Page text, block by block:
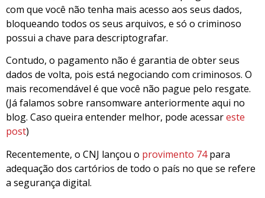
com que você não tenha mais acesso aos seus dados,
bloqueando todos os seus arquivos, e só o criminoso
possui a chave para descriptografar.
Contudo, o pagamento não é garantia de obter seus
dados de volta, pois está negociando com criminosos. O
mais recomendável é que você não pague pelo resgate.
(Já falamos sobre ransomware anteriormente aqui no
blog. Caso queira entender melhor, pode acessareste
post)
Recentemente, o CNJ lançou o provimento 74para
adequação dos cartórios de todo o país no que se refere
a segurança digital.